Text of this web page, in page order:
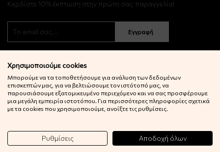
Κερδίστε 10% έκπτωση στην πρώτη σας παραγγελία!
Εγγραφή
© 2022 Little Big Things. Αll rights reserved.
Χρησιμοποιούμε cookies
Μπορούμε να τα τοποθετήσουμε για ανάλυση των δεδομένων
επισκεπτών μας, για να βελτιώσουμε τον ιστότοπό μας, να
παρουσιάσουμε εξατομικευμένο περιεχόμενο και να σας προσφέρουμε
μια μεγάλη εμπειρία ιστοτόπου. Για περισσότερες πληροφορίες σχετικά
με τα cookies που χρησιμοποιούμε, ανοίξτε τις ρυθμίσεις.
Ρυθμίσεις Αποδοχή όλων